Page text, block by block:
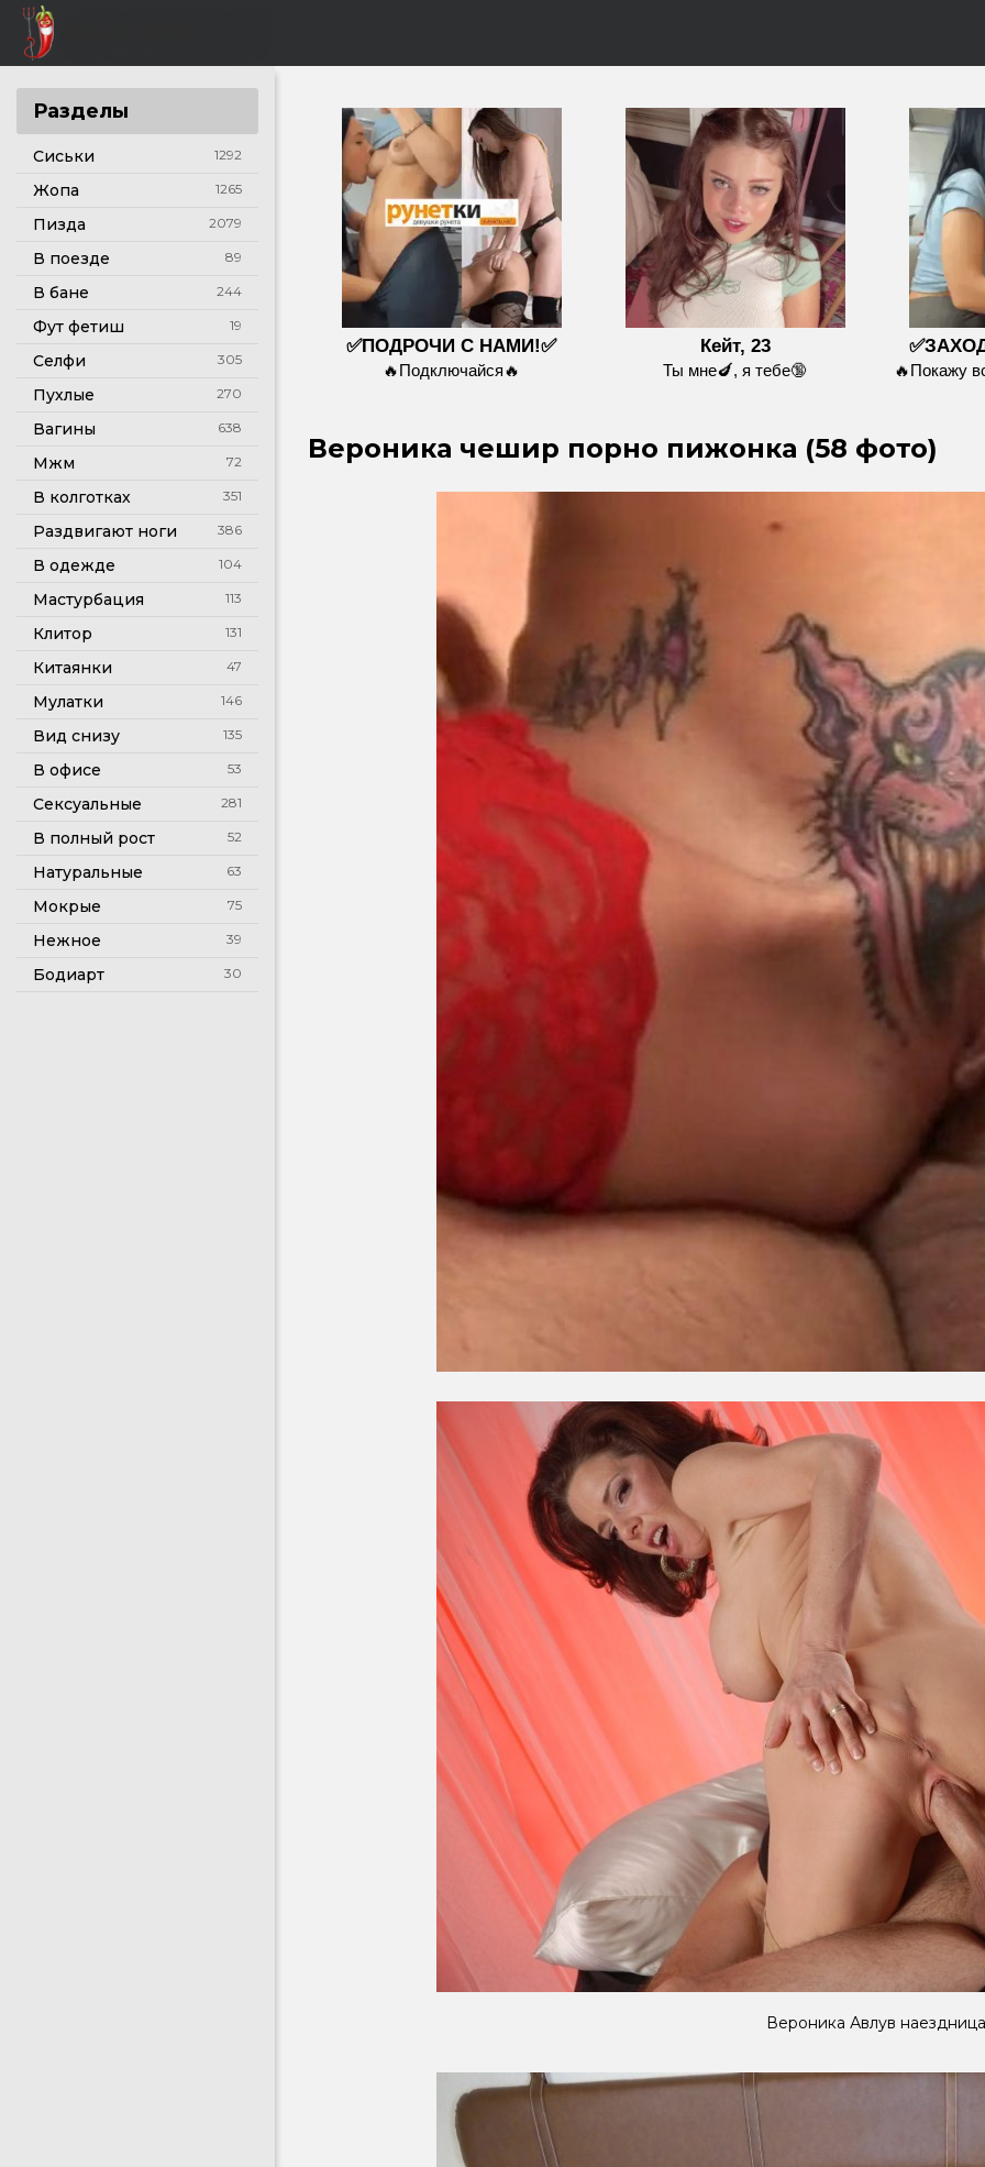
Разделы
Сиськи 1292
Жопа 1265
Пизда 2079
В поезде 89
В бане 244
Фут фетиш 19
Селфи 305
Пухлые 270
Вагины 638
Мжм 72
В колготках 351
Раздвигают ноги 386
В одежде 104
Мастурбация 113
Клитор 131
Китаянки 47
Мулатки 146
Вид снизу 135
В офисе 53
Сексуальные 281
В полный рост 52
Натуральные 63
Мокрые 75
Нежное 39
Бодиарт 30
✅ПОДРОЧИ С НАМИ!✅
🔥Подключайся🔥
Кейт, 23
Ты мне🍆, я тебе🔞 🔥Покажу
Вероника чешир порно пижонка (58 фото)
Вероника Авлув наездница